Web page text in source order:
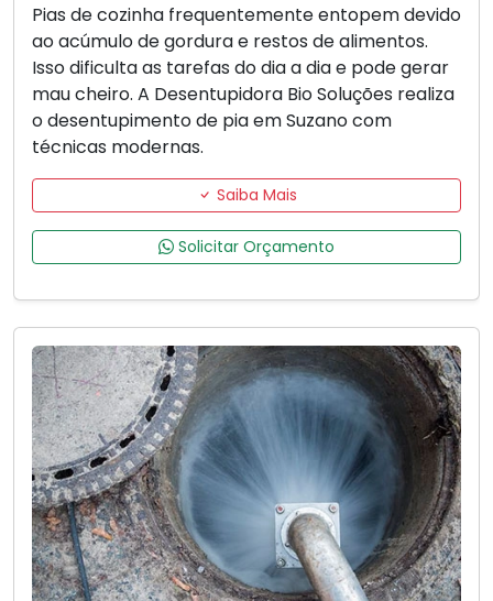
Pias de cozinha frequentemente entopem devido
ao acúmulo de gordura e restos de alimentos.
Isso dificulta as tarefas do dia a dia e pode gerar
mau cheiro. A Desentupidora Bio Soluções realiza
o desentupimento de pia em Suzano com
técnicas modernas.
Saiba Mais
Solicitar Orçamento